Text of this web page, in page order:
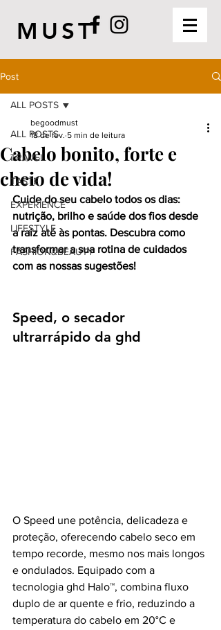
MUST
Post
ALL POSTS
TRAVEL
TASTE
EXPERIENCE
LIFESTYLE
FASHION&BEAUTY
ALL POSTS
Cabelo bonito, forte e
cheio de vida!
begoodmust
18 de fev. 5 min de leitura
Cuide do seu cabelo todos os dias:
nutrição, brilho e saúde dos fios desde
a raiz até às pontas. Descubra como
transformar a sua rotina de cuidados
com as nossas sugestões!
Speed, o secador
ultrarrápido da ghd
O Speed une potência, delicadeza e
proteção, oferecendo cabelo seco em
tempo recorde, mesmo nos mais longos
e ondulados. Equipado com a
tecnologia ghd Halo™, combina fluxo
duplo de ar quente e frio, reduzindo a
temperatura do cabelo em 20°C e